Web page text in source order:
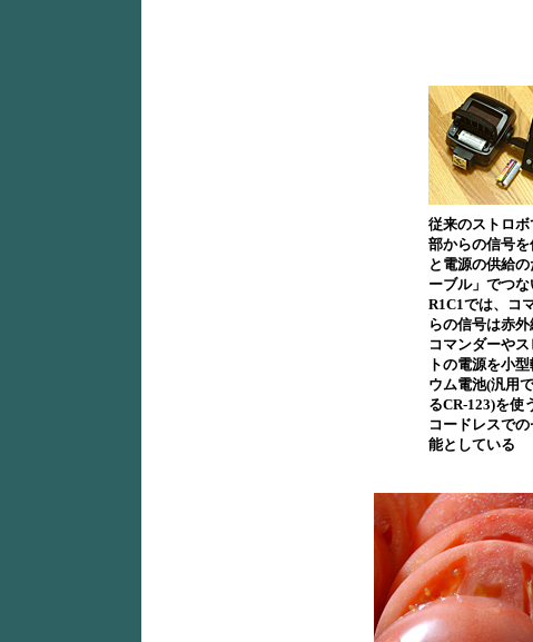
従来のストロ
部からの信号
と電源の供給
ーブル」でつな
R1C1では、コ
らの信号は赤外
コマンダーや
トの電源を小
ウム電池(汎用
るCR-123)を使
コードレスで
能としている